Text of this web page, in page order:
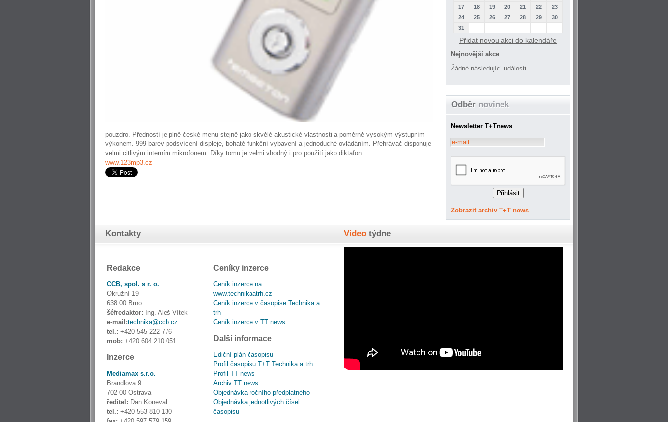
pouzdro. Předností je plně české menu stejně jako skvělé akustické vlastnosti a poměrně vysokým výstupním
výkonem. 999 barev podsvícení displeje, bohaté funkční vybavení a jednoduché ovládáním. Přehrávač disponuje
velmi citlivým interním mikrofonem. Díky tomu je velmi vhodný i pro použití jako diktafon.
www.123mp3.cz
17
18 19 20 21 22
23
24
25 26 27 28 29
30
31
Přidat novou akci do kalendáře
Nejnovější akce
Žádné následující události
Odběr novinek
Newsletter T+Tnews
Zobrazit archiv T+T news
Kontakty
Redakce
CCB, spol. s r. o.
Okružní 19
638 00 Brno
šéfredaktor: Ing. Aleš Vítek
e-mail:technika@ccb.cz
tel.: +420 545 222 776
mob: +420 604 210 051
Inzerce
Mediamax s.r.o.
Brandlova 9
702 00 Ostrava
ředitel: Dan Koneval
tel.: +420 553 810 130
Ceníky inzerce
Ceník inzerce na
www.technikaatrh.cz
Ceník inzerce v časopise Technika a
trh
Ceník inzerce v TT news
Další informace
Ediční plán časopisu
Profil časopisu T+T Technika a trh
Profil TT news
Archiv TT news
Objednávka ročního předplatného
Objednávka jednotlivých čísel
časopisu
Video týdne